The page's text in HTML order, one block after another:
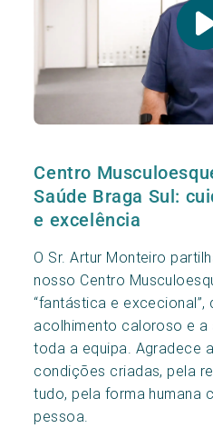
Centro
Saúde Braga Sul:
e excelência
O Sr. Artur Monteiro
nosso Centro
“fantástica e
acolhimento caloroso e
toda a equipa. Agradece
condições criadas, pela
tudo, pela forma humana
pessoa.